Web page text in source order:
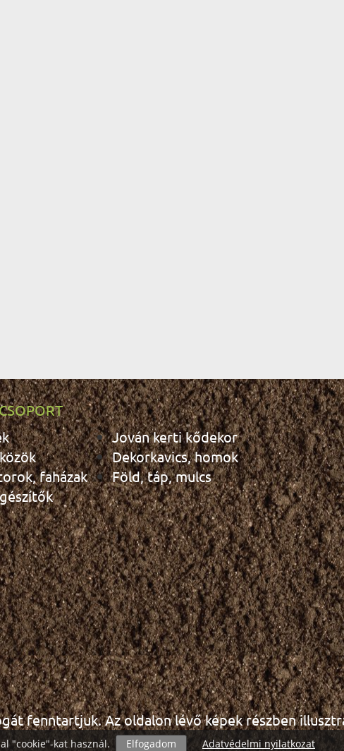
"cookie"-kat használ. Elfogadom Adatvédelmi nyilatkozat
Jován kerti kődekor
Dekorkavics, homok
faházak
Föld, táp, mulcs
fenntartjuk. Az oldalon lévő képek részben